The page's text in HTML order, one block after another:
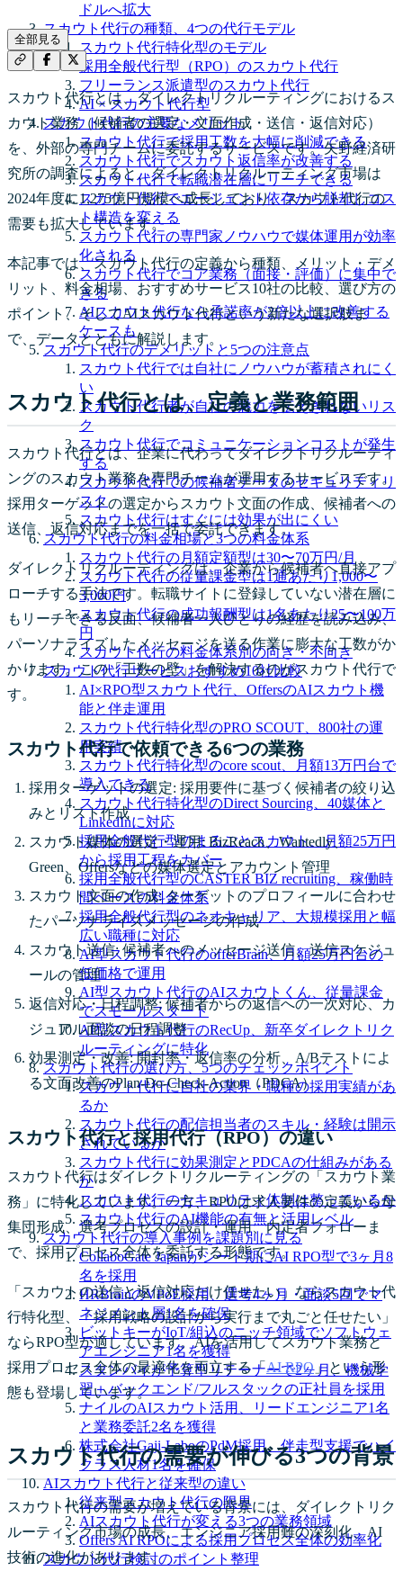
ドルへ拡大
スカウト代行の種類、4つの代行モデル
スカウト代行特化型のモデル
採用全般代行型（RPO）のスカウト代行
フリーランス派遣型のスカウト代行
AI × スカウト代行型
スカウト代行の主要なメリット
スカウト代行で採用工数を大幅に削減できる
スカウト代行でスカウト返信率が改善する
スカウト代行で転職潜在層にリーチできる
スカウト代行でエージェント依存から脱却しコス
ト構造を変える
スカウト代行の専門家ノウハウで媒体運用が効率
化される
スカウト代行でコア業務（面接・評価）に集中で
きる
AIスカウト代行なら承諾率が2倍以上に改善する
ケースも
スカウト代行のデメリットと5つの注意点
スカウト代行では自社にノウハウが蓄積されにく
い
スカウト代行者が自社の魅力を伝えきれないリス
ク
スカウト代行でコミュニケーションコストが発生
する
スカウト代行での候補者データのセキュリティリ
スク
スカウト代行はすぐには効果が出にくい
スカウト代行の料金相場と3つの料金体系
スカウト代行の月額定額型は30〜70万円/月
スカウト代行の従量課金型は1通あたり1,000〜
3,000円
スカウト代行の成功報酬型は1名あたり25〜100万
円
スカウト代行の料金体系別の向き・不向き
スカウト代行サービスおすすめ10社比較
AI×RPO型スカウト代行、OffersのAIスカウト機
能と伴走運用
スカウト代行特化型のPRO SCOUT、800社の運
用実績
スカウト代行特化型のcore scout、月額13万円台で
導入できる
スカウト代行特化型のDirect Sourcing、40媒体と
LinkedInに対応
採用全般代行型のまるごとスカウト、月額25万円
から採用工程をカバー
採用全般代行型のCASTER BIZ recruiting、稼働時
間ベースの料金体系
採用全般代行型のネオキャリア、大規模採用と幅
広い職種に対応
AI型スカウト代行のofferBrain、月額25万円台の
低価格で運用
AI型スカウト代行のAIスカウトくん、従量課金
でスモールスタート
AI型スカウト代行のRecUp、新卒ダイレクトリク
ルーティングに特化
スカウト代行の選び方、5つのチェックポイント
スカウト代行に自社の業界・職種の採用実績があ
るか
スカウト代行の配信担当者のスキル・経験は開示
されているか
スカウト代行に効果測定とPDCAの仕組みがある
か
スカウト代行のセキュリティ体制は整っているか
スカウト代行のAI機能の有無と活用レベル
スカウト代行の導入事例を課題別に見る
CollaboGate Japanがシード期にAI RPO型で3ヶ月8
名を採用
HRBrainのVPoE採用、選考4ヶ月・面談5回でマ
ネジメント層1名を確保
ビットキーがIoT/組込のニッチ領域でソフトウェ
アエンジニア1名を獲得
スタンバイが予算型リテーナーで2ヶ月、機械学
習＋バックエンド/フルスタックの正社員を採用
ナイルのAIスカウト活用、リードエンジニア1名
と業務委託2名を獲得
株式会社Gaji-LaboのPdM採用、伴走型支援でハイ
クラス人材1名を確保
AIスカウト代行と従来型の違い
従来型スカウト代行の限界
AIスカウト代行が変える3つの業務領域
Offers AI RPOによる採用プロセス全体の効率化
スカウト代行検討のポイント整理
全部見る
スカウト代行とは、ダイレクトリクルーティングにおけるス
カウト業務（候補者の選定・文面作成・送信・返信対応）
を、外部の専門チームに委託するサービスです。矢野経済研
究所の調査によると、ダイレクトリクルーティング市場は
2024年度に1,275億円規模へ成長しており、スカウト代行の
需要も拡大しています。
本記事では、スカウト代行の定義から種類、メリット・デメ
リット、料金相場、おすすめサービス10社の比較、選び方の
ポイント、そしてAIスカウト代行という新たな選択肢ま
で、データとともに解説します。
スカウト代行とは、定義と業務範囲
スカウト代行とは、企業に代わってダイレクトリクルーティ
ングのスカウト業務を専門チームが運用するサービスです。
採用ターゲットの選定からスカウト文面の作成、候補者への
送信、返信対応までを一括で委託できます。
ダイレクトリクルーティングは、企業から候補者へ直接アプ
ローチする手法です。転職サイトに登録していない潜在層に
もリーチできる反面、候補者一人ひとりの経歴を読み込み、
パーソナライズしたメッセージを送る作業に膨大な工数がか
かります。この「工数の壁」を解決するのがスカウト代行で
す。
スカウト代行で依頼できる6つの業務
採用ターゲットの選定: 採用要件に基づく候補者の絞り込
みとリスト作成
スカウト媒体の選定・運用: BizReach、Wantedly、
Green、Offersなどの媒体選定とアカウント管理
スカウト文面の作成: ターゲットのプロフィールに合わせ
たパーソナライズメッセージの作成
スカウト送信: 候補者へのメッセージ送信、送信スケジュ
ールの管理
返信対応・日程調整: 候補者からの返信への一次対応、カ
ジュアル面談の日程調整
効果測定・改善: 開封率・返信率の分析、A/Bテストによ
る文面改善のPlan-Do-Check-Action（PDCA）
スカウト代行と採用代行（RPO）の違い
スカウト代行はダイレクトリクルーティングの「スカウト業
務」に特化しています。一方、RPOは求人要件の定義から母
集団形成、選考プロセスの設計・運用、内定者フォローま
で、採用プロセス全体を委託する形態です。
「スカウトの送信と返信対応だけ任せたい」ならスカウト代
行特化型、「採用戦略の設計から実行まで丸ごと任せたい」
ならRPO型が適しています。AIを活用してスカウト業務と
採用プロセス全体の最適化を両立する「AI RPO」という形
態も登場しています。
スカウト代行の需要が伸びる3つの背景
スカウト代行の需要が増えている背景には、ダイレクトリク
ルーティング市場の成長、エンジニア採用難の深刻化、AI
技術の進化があります。